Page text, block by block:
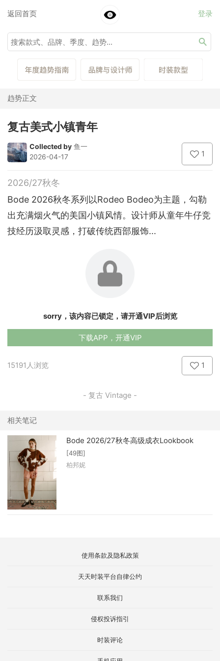
返回首页 登录
趋势正文
复古美式小镇青年
Collected by 鱼一
2026-04-17
1
2026/27秋冬
Bode 2026秋冬系列以Rodeo Bodeo为主题，勾勒
出充满烟火气的美国小镇风情。设计师从童年牛仔竞
技经历汲取灵感，打破传统西部服饰...
sorry，该内容已锁定，请开通VIP后浏览
下载APP，开通VIP
15191人浏览 1
- 复古 Vintage -
相关笔记
Bode 2026/27秋冬高级成衣Lookbook
[49图]
柏邦妮
使用条款及隐私政策
天天时装平台自律公约
联系我们
侵权投诉指引
时装评论